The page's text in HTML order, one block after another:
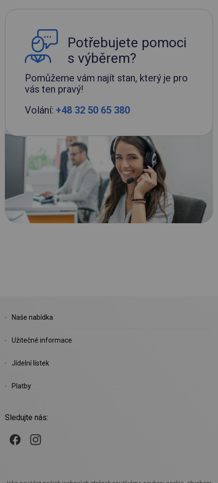
Potřebujete pomoci
s výběrem?
Pomůžeme vám najít stan, který je pro
vás ten pravý!
Volání: +48 32 50 65 380
Naše nabídka
Užitečné informace
Jídelní lístek
Platby
Sledujte nás: